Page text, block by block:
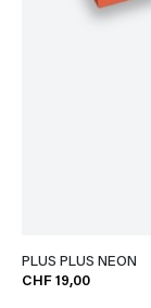
PLUS PLUS NEON
CHF 19,00